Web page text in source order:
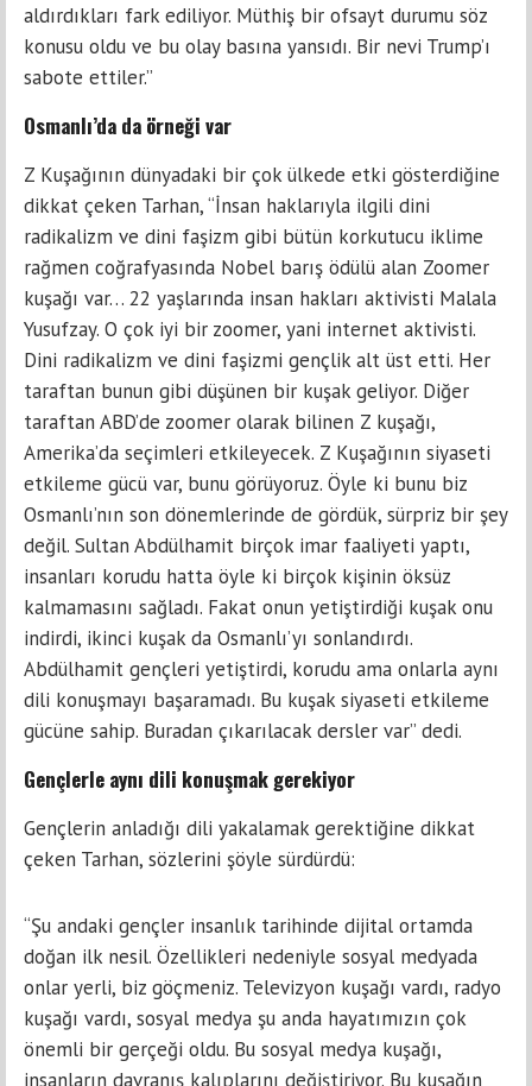
aldırdıkları fark ediliyor. Müthiş bir ofsayt durumu söz
konusu oldu ve bu olay basına yansıdı. Bir nevi Trump’ı
sabote ettiler.”
Osmanlı’da da örneği var
Z Kuşağının dünyadaki bir çok ülkede etki gösterdiğine
dikkat çeken Tarhan, “İnsan haklarıyla ilgili dini
radikalizm ve dini faşizm gibi bütün korkutucu iklime
rağmen coğrafyasında Nobel barış ödülü alan Zoomer
kuşağı var… 22 yaşlarında insan hakları aktivisti Malala
Yusufzay. O çok iyi bir zoomer, yani internet aktivisti.
Dini radikalizm ve dini faşizmi gençlik alt üst etti. Her
taraftan bunun gibi düşünen bir kuşak geliyor. Diğer
taraftan ABD’de zoomer olarak bilinen Z kuşağı,
Amerika’da seçimleri etkileyecek. Z Kuşağının siyaseti
etkileme gücü var, bunu görüyoruz. Öyle ki bunu biz
Osmanlı’nın son dönemlerinde de gördük, sürpriz bir şey
değil. Sultan Abdülhamit birçok imar faaliyeti yaptı,
insanları korudu hatta öyle ki birçok kişinin öksüz
kalmamasını sağladı. Fakat onun yetiştirdiği kuşak onu
indirdi, ikinci kuşak da Osmanlı’yı sonlandırdı.
Abdülhamit gençleri yetiştirdi, korudu ama onlarla aynı
dili konuşmayı başaramadı. Bu kuşak siyaseti etkileme
gücüne sahip. Buradan çıkarılacak dersler var” dedi.
Gençlerle aynı dili konuşmak gerekiyor
Gençlerin anladığı dili yakalamak gerektiğine dikkat
çeken Tarhan, sözlerini şöyle sürdürdü:
“Şu andaki gençler insanlık tarihinde dijital ortamda
doğan ilk nesil. Özellikleri nedeniyle sosyal medyada
onlar yerli, biz göçmeniz. Televizyon kuşağı vardı, radyo
kuşağı vardı, sosyal medya şu anda hayatımızın çok
önemli bir gerçeği oldu. Bu sosyal medya kuşağı,
insanların davranış kalıplarını değiştiriyor. Bu kuşağın